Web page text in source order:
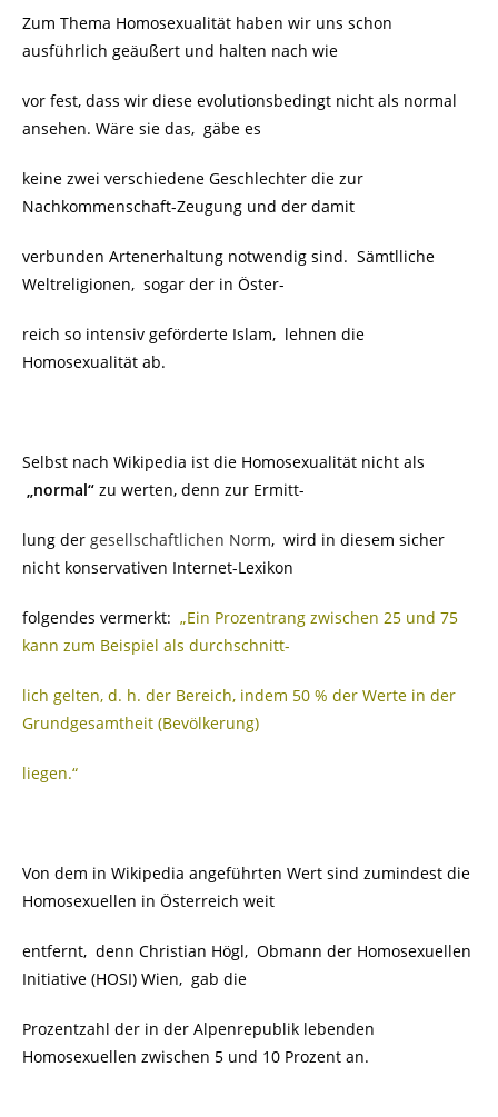
Zum Thema Homosexualität haben wir uns schon
ausführlich geäußert und halten nach wie
vor fest, dass wir diese evolutionsbedingt nicht als normal
ansehen. Wäre sie das, gäbe es
keine zwei verschiedene Geschlechter die zur
Nachkommenschaft-Zeugung und der damit
verbunden Artenerhaltung notwendig sind. Sämtlliche
Weltreligionen, sogar der in Öster-
reich so intensiv geförderte Islam, lehnen die
Homosexualität ab.
Selbst nach Wikipedia ist die Homosexualität nicht als
„normal“ zu werten, denn zur Ermitt-
lung der gesellschaftlichen Norm, wird in diesem sicher
nicht konservativen Internet-Lexikon
folgendes vermerkt: „Ein Prozentrang zwischen 25 und 75
kann zum Beispiel als durchschnitt-
lich gelten, d. h. der Bereich, indem 50 % der Werte in der
Grundgesamtheit (Bevölkerung)
liegen.“
Von dem in Wikipedia angeführten Wert sind zumindest die
Homosexuellen in Österreich weit
entfernt, denn Christian Högl, Obmann der Homosexuellen
Initiative (HOSI) Wien, gab die
Prozentzahl der in der Alpenrepublik lebenden
Homosexuellen zwischen 5 und 10 Prozent an.